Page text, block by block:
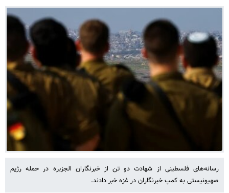
رسانه‌های فلسطینی از شهادت دو تن از خبرنگاران الجزیره در حمله رژیم
صهیونیستی به کمپ خبرنگاران در غزه خبر دادند.